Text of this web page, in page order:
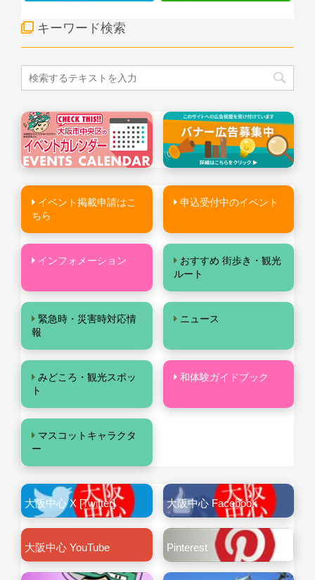
キーワード検索
イベント掲載申請はこ
ちら
申込受付中のイベント
インフォメーション
おすすめ 街歩き・観光
ルート
緊急時・災害時対応情
報
ニュース
みどころ・観光スポッ
ト
和体験ガイドブック
マスコットキャラクタ
ー
大阪中心 X [Twitter] 大阪中心 Facebook
大阪中心 YouTube Pinterest